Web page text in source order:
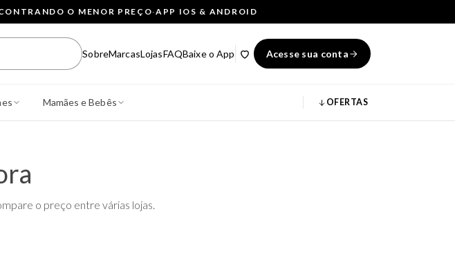
O MENOR PREÇO·APP IOS & ANDROID
SobreMarcasLojasFAQBaixe o App Acesse sua conta
Mamães e Bebês OFERTAS
o preço entre várias lojas.